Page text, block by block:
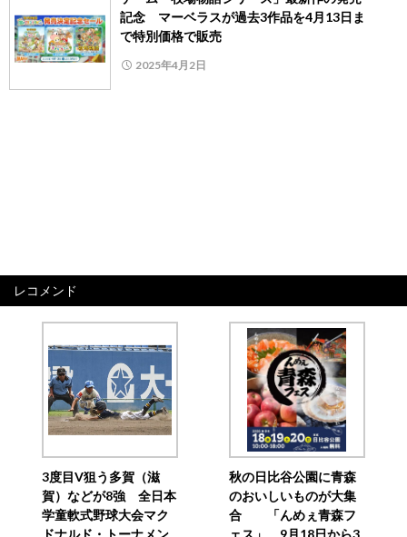
記念 マーベラスが過去3作品を4月13日ま
で特別価格で販売
2025年4月2日
レコメンド
3度目V狙う多賀（滋
賀）などが8強 全日本
学童軟式野球大会マク
秋の日比谷公園に青森
のおいしいものが大集
合 「んめぇ青森フ